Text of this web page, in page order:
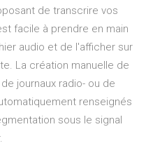
de transcrire vos
facile à prendre en main
audio et de l'afficher sur
La création manuelle de
journaux radio- ou de
renseignés
sous le signal